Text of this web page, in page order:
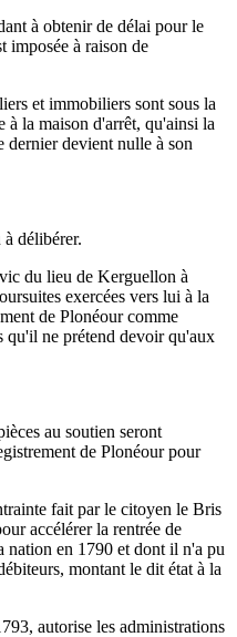
à obtenir de délai pour le
imposée à raison de
et immobiliers sont sous la
à la maison d'arrêt, qu'ainsi la
dernier devient nulle à son
délibérer.
du lieu de Kerguellon à
exercées vers lui à la
de Plonéour comme
qu'il ne prétend devoir qu'aux
au soutien seront
de Plonéour pour
fait par le citoyen le Bris
accélérer la rentrée de
nation en 1790 et dont il n'a pu
montant le dit état à la
autorise les administrations